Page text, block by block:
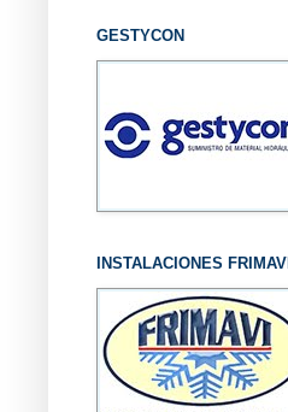
GESTYCON
INSTALACIONES FRIMAVI